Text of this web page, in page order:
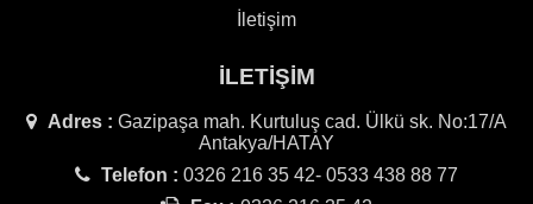
İletişim
İLETİŞİM
Adres : Gazipaşa mah. Kurtuluş cad. Ülkü sk. No:17/A
Antakya/HATAY
Telefon : 0326 216 35 42- 0533 438 88 77